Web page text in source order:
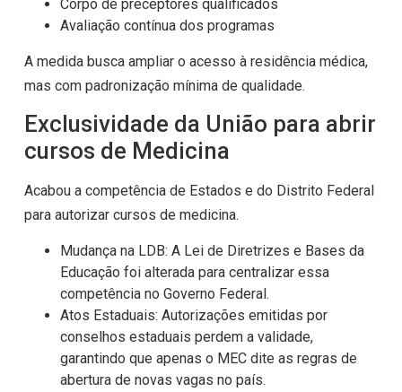
Corpo de preceptores qualificados
Avaliação contínua dos programas
A medida busca ampliar o acesso à residência médica,
mas com padronização mínima de qualidade.
Exclusividade da União para abrir
cursos de Medicina
Acabou a competência de Estados e do Distrito Federal
para autorizar cursos de medicina.
Mudança na LDB: A Lei de Diretrizes e Bases da
Educação foi alterada para centralizar essa
competência no Governo Federal.
Atos Estaduais: Autorizações emitidas por
conselhos estaduais perdem a validade,
garantindo que apenas o MEC dite as regras de
abertura de novas vagas no país.